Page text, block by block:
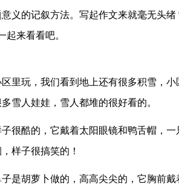
义的记叙方法。写起作文来就毫无头
起来看看吧。
里玩，我们看到地上还有很多积雪，
雪人娃娃，雪人都堆的很好看的。
很酷的，它戴着太阳眼镜和鸭舌帽，
样子很搞笑的！
是胡萝卜做的，高高尖尖的，它胸前